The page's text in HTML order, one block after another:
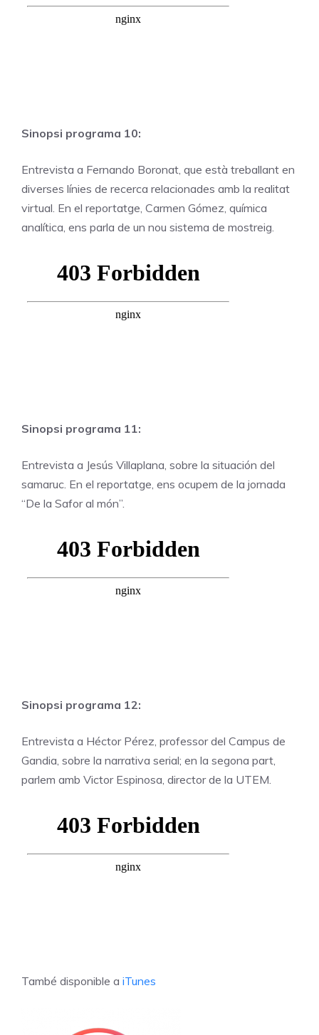
Sinopsi programa 10:
Entrevista a Fernando Boronat, que està treballant en
diverses línies de recerca relacionades amb la realitat
virtual. En el reportatge, Carmen Gómez, química
analítica, ens parla de un nou sistema de mostreig.
Sinopsi programa 11:
Entrevista a Jesús Villaplana, sobre la situación del
samaruc. En el reportatge, ens ocupem de la jornada
“De la Safor al món”.
Sinopsi programa 12:
Entrevista a Héctor Pérez, professor del Campus de
Gandia, sobre la narrativa serial; en la segona part,
parlem amb Victor Espinosa, director de la UTEM.
També disponible a iTunes